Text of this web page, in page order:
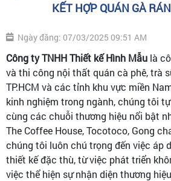
KẾT HỢP QUÁN GÀ
Ngày đăng: 07/03/2025 09:51 AM
Công ty TNHH Thiết kế Hình Mẫu là
và thi công nội thất quán cà phê, trà
TP.HCM và các tỉnh khu vực miền
kinh nghiệm trong ngành, chúng tôi
cùng các chuỗi thương hiệu nổi bật
The Coffee House, Tocotoco, Gong
chúng tôi luôn chú trọng đến việc áp
thiết kế đặc thù, từ việc phát triển
việc thể hiện sự nhận diện thương